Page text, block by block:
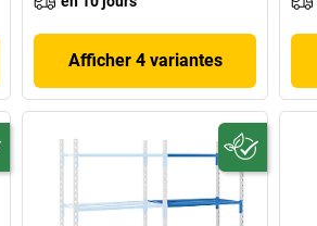
Afficher 4 variantes